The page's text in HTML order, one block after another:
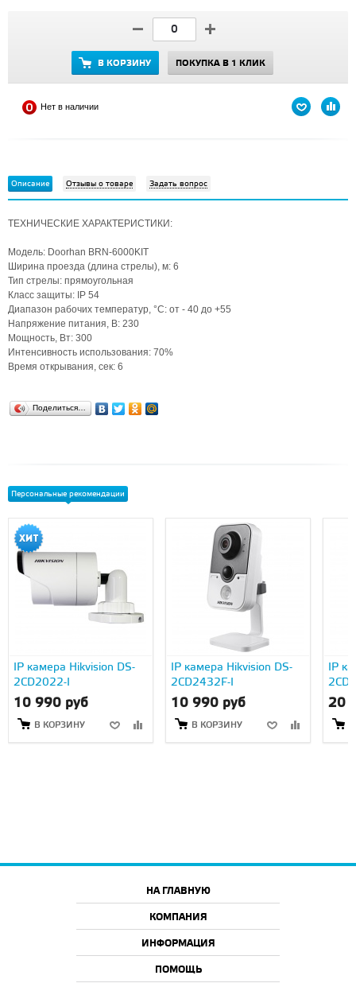
В КОРЗИНУ ПОКУПКА В 1 КЛИК
Нет в наличии
Описание Отзывы о товаре Задать вопрос
ТЕХНИЧЕСКИЕ ХАРАКТЕРИСТИКИ:
Модель: Doorhan BRN-6000KIT
Ширина проезда (длина стрелы), м: 6
Тип стрелы: прямоугольная
Класс защиты: IP 54
Диапазон рабочих температур, °С: от - 40 до +55
Напряжение питания, В: 230
Мощность, Вт: 300
Интенсивность использования: 70%
Время открывания, сек: 6
Поделиться…
Персональные рекомендации
IP камера Hikvision DS-
2CD2022-I
10 990 руб
В КОРЗИНУ
IP камера Hikvision DS-
2CD2432F-I
10 990 руб
В КОРЗИНУ
IP
20
НА ГЛАВНУЮ
КОМПАНИЯ
ИНФОРМАЦИЯ
ПОМОЩЬ